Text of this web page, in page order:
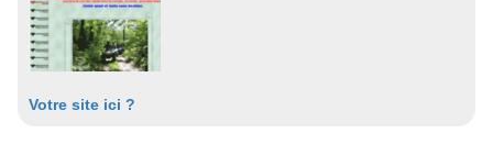
Votre site ici ?